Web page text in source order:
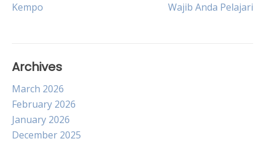
navigation
Kempo
Wajib Anda Pelajari
Archives
March 2026
February 2026
January 2026
December 2025